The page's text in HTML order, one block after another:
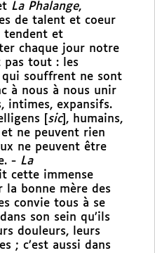
La Phalange,
de talent et coeur
tendent et
chaque jour notre
pas tout : les
qui souffrent ne sont
à nous à nous unir
intimes, expansifs.
[ sic], humains,
ne peuvent rien
ne peuvent être
- La
cette immense
la bonne mère des
convie tous à se
son sein qu’ils
douleurs, leurs
; c’est aussi dans